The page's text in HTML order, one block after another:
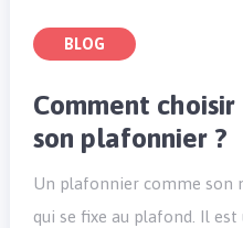
BLOG
Comment
son plafonnier ?
Un plafonnier comme son
qui se fixe au plafond. Il